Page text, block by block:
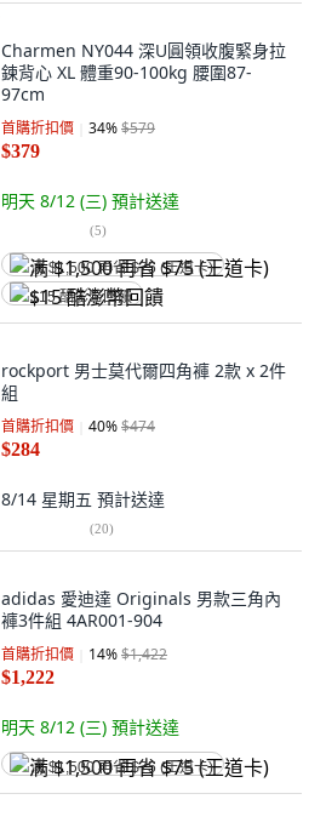
Charmen NY044 深U圓領收腹緊身拉
鍊背心 XL 體重90-100kg 腰圍87-
97cm
首購折扣價 34%$579
$379
明天 8/12 (三) 預計送達
(5)
满 $1,500 再省 $75 (王道卡)
$15 酷澎幣回饋
rockport 男士莫代爾四角褲 2款 x 2件
組
首購折扣價 40%$474
$284
8/14 星期五 預計送達
(20)
adidas 愛迪達 Originals 男款三角內
褲3件組 4AR001-904
首購折扣價 14%$1,422
$1,222
明天 8/12 (三) 預計送達
满 $1,500 再省 $75 (王道卡)